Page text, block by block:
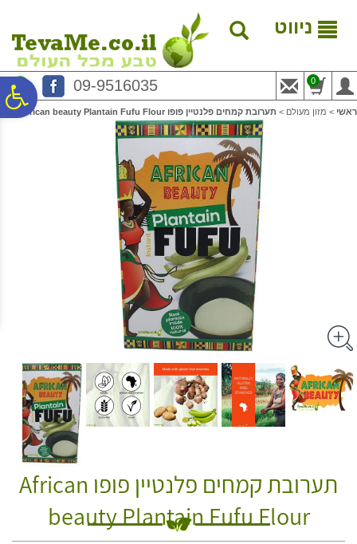
נגישות
המרכזי
ניווט
09-9516035 0
ראשי > מזון מעולם > תערובת קמחים פלנטיין פופו African beauty Plantain Fufu Flour
תערובת קמחים פלנטיין פופו African
beauty Plantain Fufu Flour